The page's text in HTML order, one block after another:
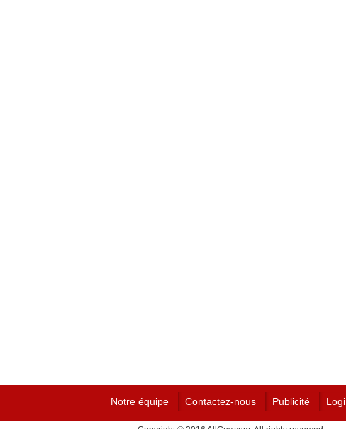
Notre équipe Contactez-nous Publicité